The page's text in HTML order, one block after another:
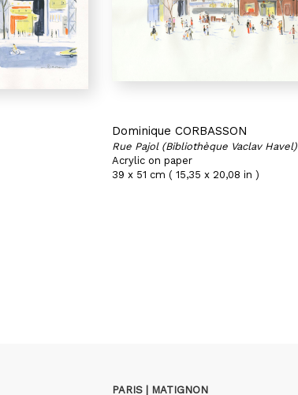
Dominique CORBASSON
Rue Pajol (Bibliothèque Vaclav Havel)
Acrylic on paper
39 x 51 cm ( 15,35 x 20,08 in )
PARIS | MATIGNON